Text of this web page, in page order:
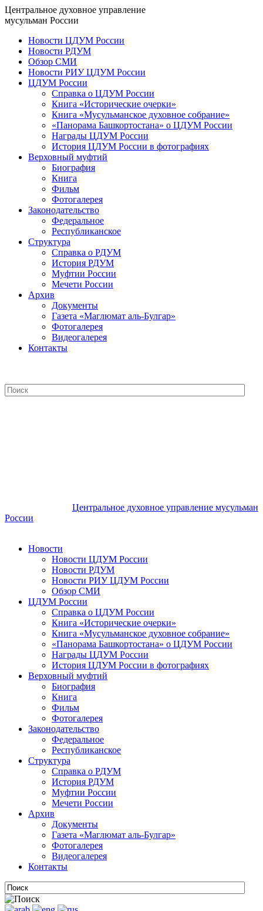
Центральное духовное управление
мусульман России
Новости ЦДУМ России
Новости РДУМ
Обзор СМИ
Новости РИУ ЦДУМ России
ЦДУМ России
Справка о ЦДУМ России
Книга «Исторические очерки»
Книга «Мусульманское духовное собрание»
«Панорама Башкортостана» о ЦДУМ России
Награды ЦДУМ России
История ЦДУМ России в фотографиях
Верховный муфтий
Биография
Книга
Фильм
Фотогалерея
Законодательство
Федеральное
Республиканское
Структура
Справка о РДУМ
История РДУМ
Муфтии России
Мечети России
Архив
Документы
Газета «Маглюмат аль-Булгар»
Фотогалерея
Видеогалерея
Контакты
Центральное духовное управление мусульман
России
Новости
Новости ЦДУМ России
Новости РДУМ
Новости РИУ ЦДУМ России
Обзор СМИ
ЦДУМ России
Справка о ЦДУМ России
Книга «Исторические очерки»
Книга «Мусульманское духовное собрание»
«Панорама Башкортостана» о ЦДУМ России
Награды ЦДУМ России
История ЦДУМ России в фотографиях
Верховный муфтий
Биография
Книга
Фильм
Фотогалерея
Законодательство
Федеральное
Республиканское
Структура
Справка о РДУМ
История РДУМ
Муфтии России
Мечети России
Архив
Документы
Газета «Маглюмат аль-Булгар»
Фотогалерея
Видеогалерея
Контакты